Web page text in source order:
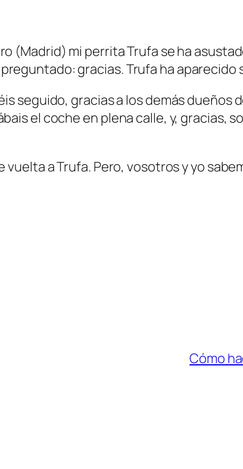
(Madrid) mi perrita Trufa se ha
gracias. Trufa ha aparecido
seguido, gracias a los demás
el coche en plena calle, y, gracias,
a Trufa. Pero, vosotros y yo
Cómo